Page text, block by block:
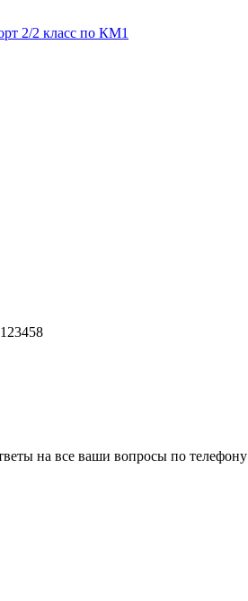
2/2 класс по КМ1
на все ваши вопросы по телефону